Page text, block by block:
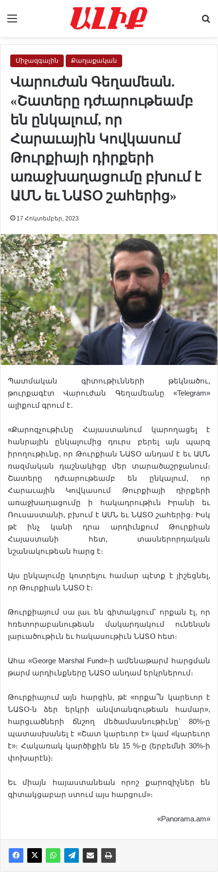
Միջազգային Քաղաքական
Վարուժան Գեղամեան.
«Շատերը դժւարութեամբ
են ընկալում, որ
Հարաւային Կովկասում
Թուրքիայի դիրքերի
առաջխաղացումը բխում է
ԱՄՆ եւ ՆԱՏՕ շահերից»
17 Հոկտեմբեր, 2023
Պատմական գիտութիւնների թեկնածու,
թուրքագէտ Վարուժան Գեղամեանը «Telegram»
ալիքում գրում է․
«Քարոզչութիւնը Հայաստանում կարողացել է
հանրային ընկալումից դուրս բերել այն պարզ
իրողութիւնը, որ Թուրքիան ՆԱՏՕ անդամ է եւ ԱՄՆ
ռազմական դաշնակիցը մեր տարածաշրջանում։
Շատերը դժւարութեամբ են ընկալում, որ
Հարաւային Կովկասում Թուրքիայի դիրքերի
առաջխաղացումը ի հակադրութիւն Իրանի եւ
Ռուսաստանի, բխում է ԱՄՆ եւ ՆԱՏՕ շահերից։ Իսկ
թէ ինչ կանի դրա արդիւնքում Թուրքիան
Հայաստանի հետ, տասներորդական
նշանակութեան հարց է։
Այս ընկալումը կոտրելու համար պէտք է յիշեցնել,
որ Թուրքիան ՆԱՏՕ է։
Թուրքիայում սա լաւ են գիտակցում՝ որքան էլ, որ
հռետորաբանութեան մակարդակում ունենան
լարւածութիւն եւ հակասութիւն ՆԱՏՕ հետ։
Ահա «George Marshal Fund»-ի ամենաթարմ հարցման
թարմ արդիւնքները ՆԱՏՕ անդամ երկրներում։
Թուրքիայում այն հարցին, թէ «որքա՞ն կարեւոր է
ՆԱՏՕ-ն ձեր երկրի անվտանգութեան համար»,
հարցւածների ճնշող մեծամասնութիւնը՝ 80%-ը
պատասխանել է «Շատ կարեւոր է» կամ «կարեւոր
է»։ Հակառակ կարծիքին են 15 %-ը (երբեմնի 30%-ի
փոխարէն)։
Եւ միայն հայաստանեան որոշ քարոզիչներ են
գիտակցաբար ստում այս հարցում»։
«Panorama.am»